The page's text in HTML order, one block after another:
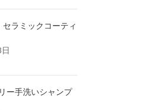
ラミックコーティ
ー手洗いシャンプ